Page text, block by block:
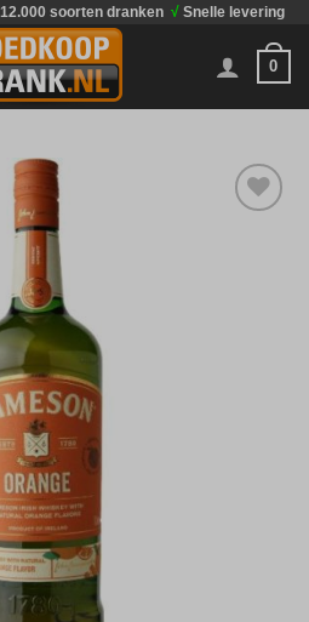
12.000 soorten dranken √ Snelle levering
0